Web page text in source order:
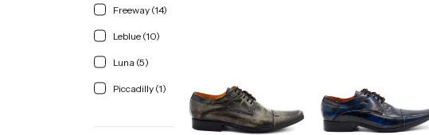
Freeway (14)
Leblue (10)
Luna (5)
Piccadilly (1)